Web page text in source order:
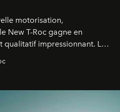
motorisation,
New T-Roc gagne en
qualitatif impressionnant. Le
en profondeur son SUV
premium. Et le pari semble